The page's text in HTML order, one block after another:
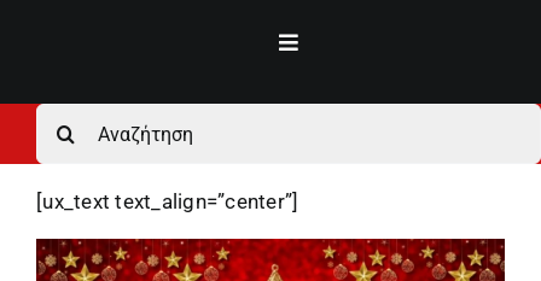
Toggle
Αρχική
Ανδρικά
Γυναικεία
Αναζήτηση
για:
[ux_text text_align=”center”]